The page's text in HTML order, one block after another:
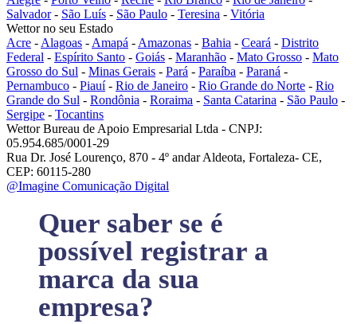
Salvador- São Luís - São Paulo - Teresina - Vitória
Wettor no seu Estado
Acre - Alagoas - Amapá - Amazonas - Bahia - Ceará - Distrito
Federal - Espírito Santo - Goiás - Maranhão - Mato Grosso - Mato
Grosso do Sul - Minas Gerais - Pará - Paraíba - Paraná -
Pernambuco - Piauí- Rio de Janeiro - Rio Grande do Norte - Rio
Grande do Sul - Rondônia - Roraima - Santa Catarina - São Paulo -
Sergipe - Tocantins
Wettor Bureau de Apoio Empresarial Ltda - CNPJ:
05.954.685/0001-29
Rua Dr. José Lourenço, 870 - 4º andar Aldeota, Fortaleza- CE,
CEP: 60115-280
@Imagine Comunicação Digital
Quer saber se é
possível registrar a
marca da sua
empresa?